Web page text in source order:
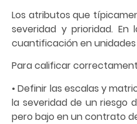
Los atributos que
severidad y prioridad.
cuantificación en
Para calificar
• Definir las escalas y
la severidad de un riesgo
pero bajo en un contrato